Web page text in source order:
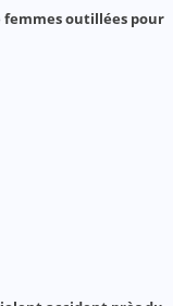
femmes outillées pour